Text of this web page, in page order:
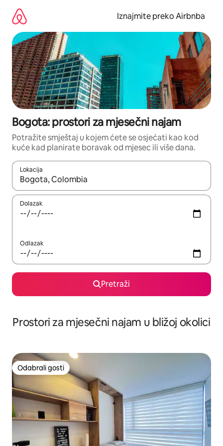
sadržaj
Iznajmite preko Airbnba
Bogota: prostori za mjesečni najam
Potražite smještaj u kojem ćete se osjećati kao kod
kuće kad planirate boravak od mjesec ili više dana.
Lokacija
Kada budu dostupni rezultati, moći ćete ih pregledati
Dolazak
Odlazak
Pretraži
Prostori za mjesečni najam u bližoj okolici
Odabrali gosti
Odabrali gosti